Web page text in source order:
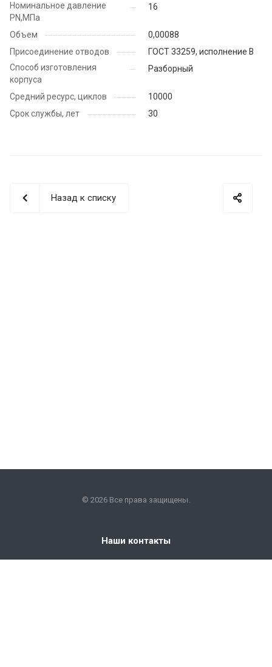
Номинальное давление
PN,МПа
16
Объем
0,00088
Присоединение отводов
ГОСТ 33259, исполнение В
Способ изготовления
корпуса
Разборный
Средний ресурс, циклов
10000
Срок службы, лет
30
Назад к списку
© 2026 Все права защищены.
Наши контакты